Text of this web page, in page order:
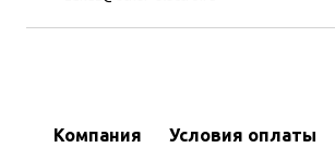
Компания
Условия оплаты